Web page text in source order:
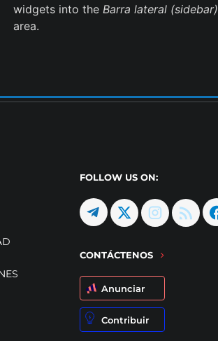
widgets into the Barra lateral (sidebar)
area.
FOLLOW US ON:
CONTÁCTENOS
Anunciar
Contribuir